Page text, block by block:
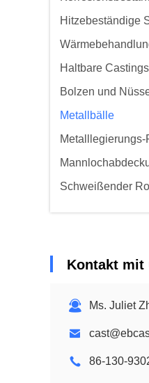
Hitzebeständige
Haltbare Castings
Bolzen und
Metallbälle
Metalllegierungs-
Schweißender
Kontakt mit
Ms. Juliet
86-130-